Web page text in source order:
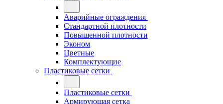
Аварийные ограждения
Стандартной плотности
Повышенной плотности
Эконом
Цветные
Комплектующие
Пластиковые сетки
Пластиковые сетки
Армирующая сетка